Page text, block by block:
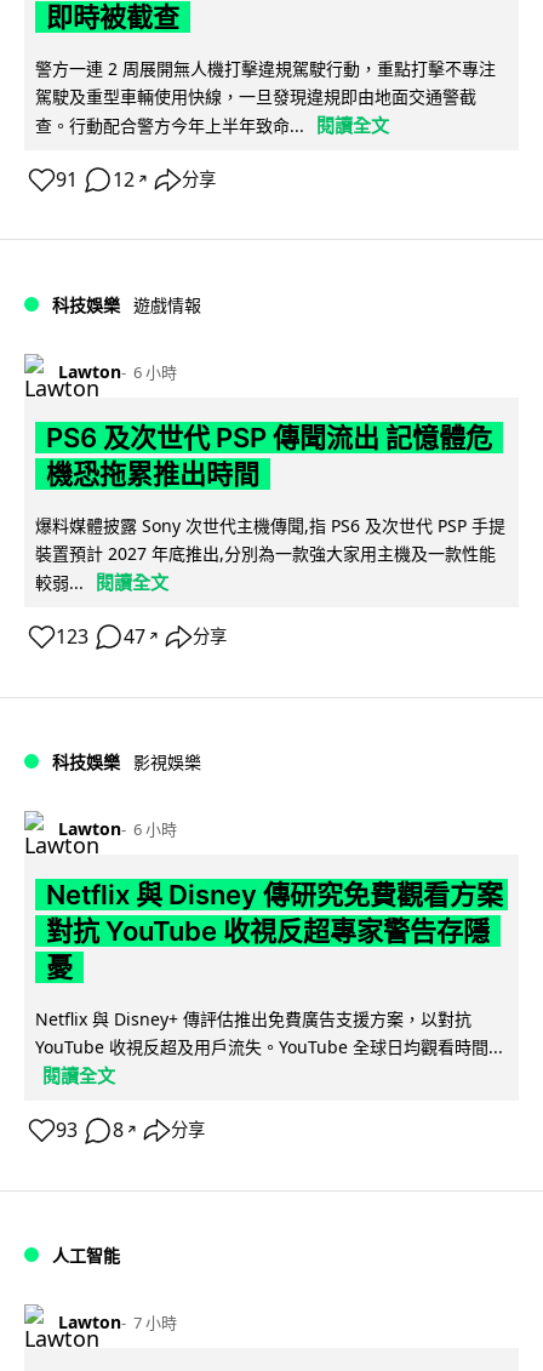
即時被截查
警方一連 2 周展開無人機打擊違規駕駛行動，重點打擊不專注
駕駛及重型車輛使用快線，一旦發現違規即由地面交通警截
查。行動配合警方今年上半年致命...
閱讀全文
91 12 ↗ 分享
科技娛樂 遊戲情報
Lawton 6 小時
PS6 及次世代 PSP 傳聞流出 記憶體危
機恐拖累推出時間
爆料媒體披露 Sony 次世代主機傳聞,指 PS6 及次世代 PSP 手提
裝置預計 2027 年底推出,分別為一款強大家用主機及一款性能
較弱...
閱讀全文
123 47 ↗ 分享
科技娛樂 影視娛樂
Lawton 6 小時
Netflix 與 Disney 傳研究免費觀看方案
對抗 YouTube 收視反超專家警告存隱
憂
Netflix 與 Disney+ 傳評估推出免費廣告支援方案，以對抗
YouTube 收視反超及用戶流失。YouTube 全球日均觀看時間...
閱讀全文
93 8 ↗ 分享
人工智能
Lawton 7 小時